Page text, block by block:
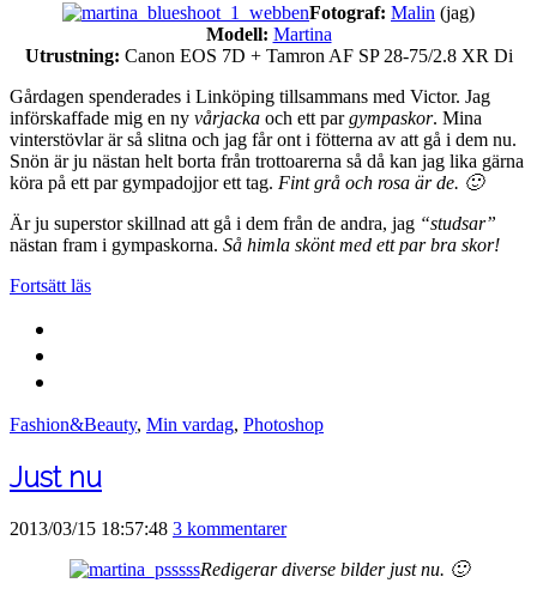
Fotograf: Malin (jag)
Modell: Martina
Utrustning: Canon EOS 7D + Tamron AF SP 28-75/2.8 XR Di
Gårdagen spenderades i Linköping tillsammans med Victor. Jag
införskaffade mig en ny vårjacka och ett pargympaskor. Mina
vinterstövlar är så slitna och jag får ont i fötterna av att gå i dem nu.
Snön är ju nästan helt borta från trottoarerna så då kan jag lika gärna
köra på ett par gympadojjor ett tag. Fint grå och rosa är de. 🙂
Är ju superstor skillnad att gå i dem från de andra, jag “studsar”
nästan fram i gympaskorna. Så himla skönt med ett par bra skor!
Fortsätt läs
Fashion&Beauty, Min vardag, Photoshop
Just nu
2013/03/15 18:57:48 3 kommentarer
Redigerar diverse bilder just nu. 🙂